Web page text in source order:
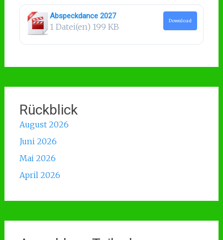
Abspeckdance 2027
1 Datei(en) 199 KB
Download
Rückblick
August 2026
Juni 2026
Mai 2026
April 2026